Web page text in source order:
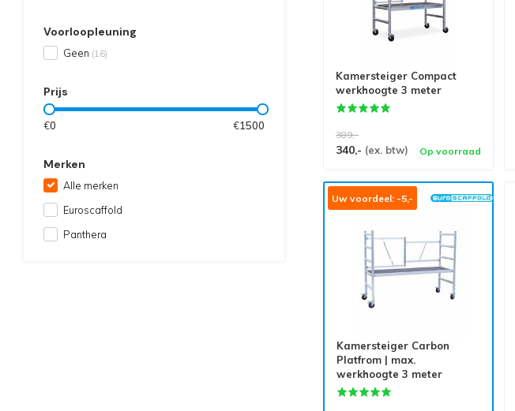
Voorloopleuning
Geen (16)
Prijs
€0 €1500
Merken
Alle merken
Euroscaffold
Panthera
Kamersteiger Compact
werkhoogte 3 meter
389,-
340,- (ex. btw) Op voorraad
Uw voordeel: -5,-
Kamersteiger Carbon
Platfrom | max.
werkhoogte 3 meter